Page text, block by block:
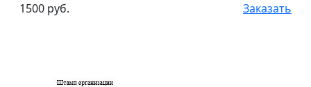
1500 руб. Заказать